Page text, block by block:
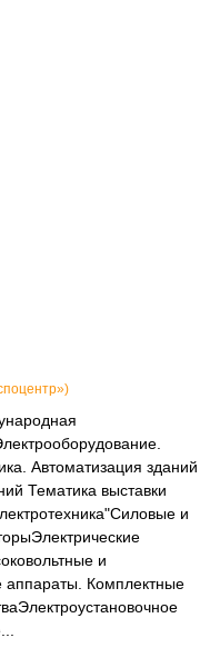
Автоматизация зданий
Тематика выставки
и
и
аппараты. Комплектные